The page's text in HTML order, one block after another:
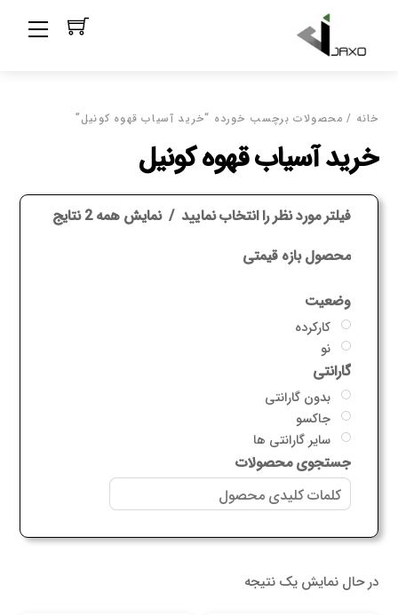
content
خانه / محصولات برچسب خورده “خرید آسیاب قهوه کونیل”
خرید آسیاب قهوه کونیل
فیلتر مورد نظر را انتخاب نمایید نمایش همه 2 نتایج
محصول بازه قیمتی
وضعیت
کارکرده
نو
گارانتی
بدون گارانتی
جاکسو
سایر گارانتی ها
جستجوی محصولات
در حال نمایش یک نتیجه